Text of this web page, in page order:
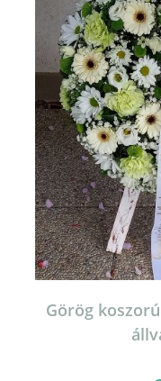
Görög